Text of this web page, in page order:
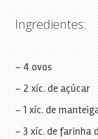
Ingredientes:
– 4 ovos
– 2 xíc. de açúcar
– 1 xíc. de
– 3 xíc. de farinha